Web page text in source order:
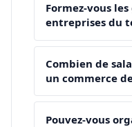
Formez-vous
entreprises du
Combien de
un commerce
Pouvez-vous